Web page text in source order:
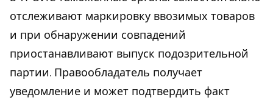
отслеживают маркировку ввозимых товаров
и при обнаружении совпадений
приостанавливают выпуск подозрительной
партии. Правообладатель получает
уведомление и может подтвердить факт